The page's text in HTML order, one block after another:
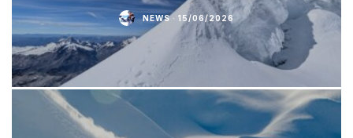
NEWS · 15/06/2026